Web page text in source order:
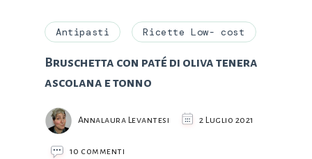
Antipasti Ricette Low- cost
Bruschetta con paté di oliva tenera
ascolana e tonno
Annalaura Levantesi 2 Luglio 2021
10 commenti